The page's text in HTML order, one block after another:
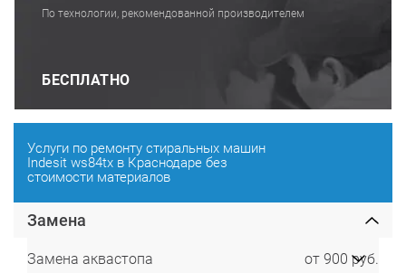
По технологии, рекомендованной производителем
БЕСПЛАТНО
Услуги по ремонту стиральных машин
Indesit ws84tx в Краснодаре без
стоимости материалов
Замена
Замена аквастопа от 900 руб.